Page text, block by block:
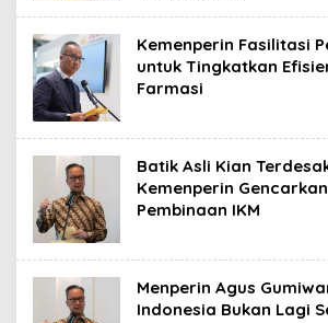
Kemenperin Fasilitasi
untuk Tingkatkan
Farmasi
Batik Asli Kian
Kemenperin
Pembinaan IKM
Menperin Agus
Indonesia Bukan Lagi